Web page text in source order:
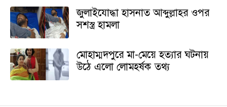
জুলাইযোদ্ধা হাসনাত আব্দুল্লাহর ওপর
সশস্ত্র হামলা
মোহাম্মদপুরে মা-মেয়ে হত্যার ঘটনায়
উঠে এলো লোমহর্ষক তথ্য